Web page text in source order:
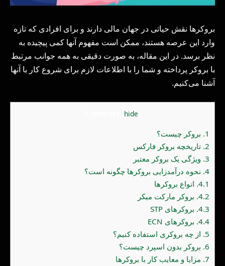
بروکرها نقش حیاتی در جهان مالی دارند و برای افرادی که تازه
وارد این عرصه هستند، ممکن است مفهوم آنها کمی پیچیده به
نظر برسد. در این مقاله، به صورت دقیقی به همه جوانب مرتبط
با بروکر پرداخته و شما را با اطلاعات لازم برای شروع کار با آنها
آشنا می‌کنیم.
hide
1. بروکر چیست؟
2. تاریخچه بروکر فارکس
3. ویژگی یک بروکر معتبر
4. نحوه درآمدزایی بروکرها چگونه است؟
4.1. انواع بروکرها
4.2. بروکر مارکت میکر
4.3. بروکرهای STP
4.4. بروکرهای ECN
5. از چه بروکری استفاده کنیم؟
6. بروکر بدون اسپرد چیست؟
7. مزایا و معایب کار با بروکرها